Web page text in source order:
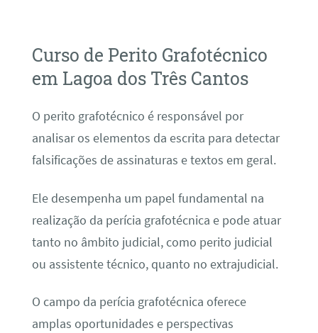
Curso de Perito Grafotécnico
em Lagoa dos Três Cantos
O perito grafotécnico é responsável por
analisar os elementos da escrita para detectar
falsificações de assinaturas e textos em geral.
Ele desempenha um papel fundamental na
realização da perícia grafotécnica e pode atuar
tanto no âmbito judicial, como perito judicial
ou assistente técnico, quanto no extrajudicial.
O campo da perícia grafotécnica oferece
amplas oportunidades e perspectivas